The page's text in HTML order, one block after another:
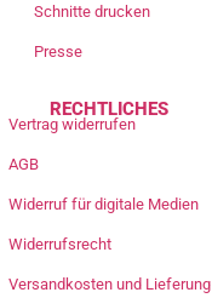
Schnitte drucken
Presse
RECHTLICHES
Vertrag widerrufen
AGB
Widerruf für digitale Medien
Widerrufsrecht
Versandkosten und Lieferung